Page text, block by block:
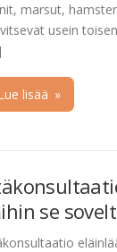
marsut,
usein
lisää »
se